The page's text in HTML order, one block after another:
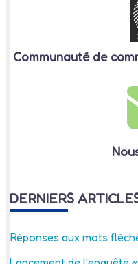
Communauté de
DERNIERS
Réponses aux mots